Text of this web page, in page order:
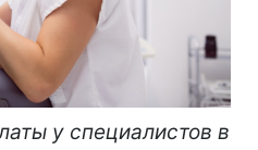
у специалистов в